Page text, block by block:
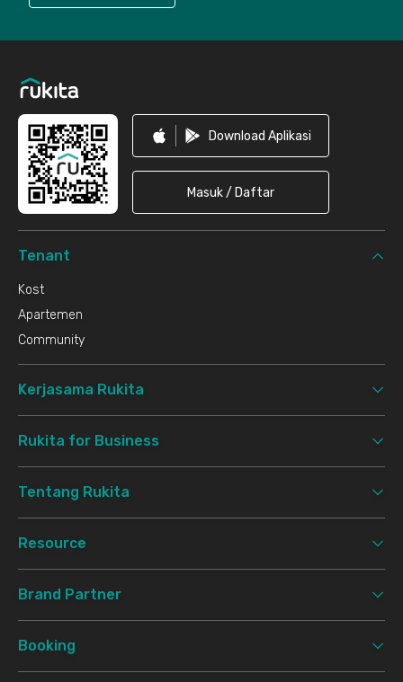
Download Aplikasi
Masuk / Daftar
Tenant
Kost
Apartemen
Community
Kerjasama Rukita
Rukita for Business
Tentang Rukita
Resource
Brand Partner
Booking